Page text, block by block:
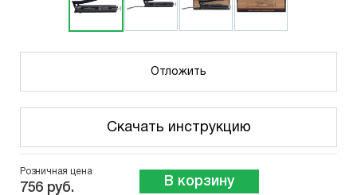
Отложить
Скачать инструкцию
Розничная цена
756 руб. В корзину